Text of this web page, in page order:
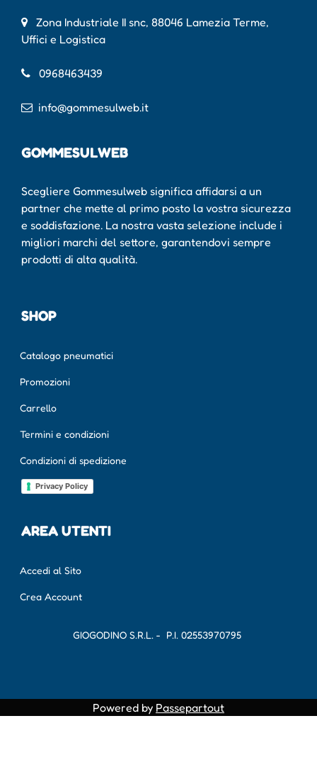
Zona Industriale II snc, 88046 Lamezia Terme,
Uffici e Logistica
0968463439
info@gommesulweb.it
GOMMESULWEB
Scegliere Gommesulweb significa affidarsi a un
partner che mette al primo posto la vostra sicurezza
e soddisfazione. La nostra vasta selezione include i
migliori marchi del settore, garantendovi sempre
prodotti di alta qualità.
SHOP
Catalogo pneumatici
Promozioni
Carrello
Termini e condizioni
Condizioni di spedizione
Privacy Policy
AREA UTENTI
Accedi al Sito
Crea Account
GIOGODINO S.R.L. - P.I. 02553970795
Powered by Passepartout